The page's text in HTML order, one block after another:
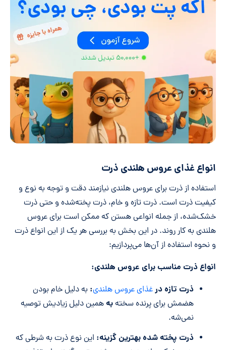
انواع غذای عروس هلندی ذرت
استفاده از ذرت برای عروس هلندی نیازمند دقت و توجه به نوع و
کیفیت ذرت است. ذرت تازه و خام، ذرت پخته‌شده و حتی ذرت
خشک‌شده، از جمله انواعی هستن که ممکن است برای عروس
هلندی به کار روند. در این بخش به بررسی هر یک از این انواع ذرت
و نحوه استفاده از آن‌ها می‌پردازیم:
انواع ذرت مناسب برای عروس هلندی:
ذرت تازه درغذای عروس هلندی: به دلیل خام بودن
هضمش برای پرنده سختهبههمین دلیل زیادیش توصیه
نمی‌شه.
ذرت پخته شده بهترین گزینه: این نوع ذرت به شرطی که